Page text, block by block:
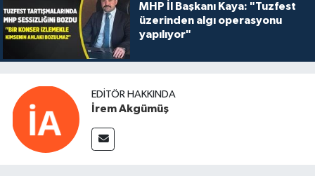
MHP İl Başkanı Kaya: "Tuzfest
üzerinden algı operasyonu
yapılıyor"
EDITÖR HAKKINDA
İrem Akgümüş